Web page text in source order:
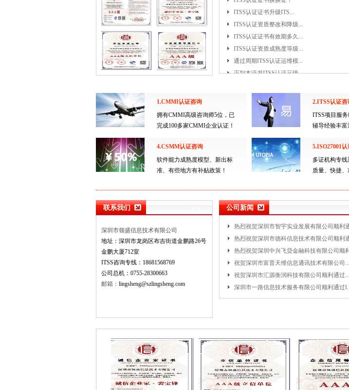
ITSS认证资质整改和降级...
ITSS认证证书有效期多久...
ITSS认证资质成熟度等级...
通过周期ITSS认证运维模...
正副本证书ITSS认证三级...
ITSS认证证书换换证！
ITSS认证证书升级ITS...
ITSS认证证书有效期多久...
1.CMMI认证咨询
拥有CMMI高级咨询师5位，已
完成100多家CMMI企业认证！
2.ITSS认证咨
ITSS项目服
辅导经验丰富
4.CSMM认证咨询
软件能力成熟度模型、新出标
准、有些地方有补贴政策！
5.ISO27001
多证机构专
质量、快捷、
联系我们
深圳市领盛信息技术有限公司
地址：深圳市龙岗区布吉街道金鹏路26号
金鹏大厦712室
ITSS咨询专线：18681568769
公司总机：0755-28300663
邮箱： lingsheng@szlingsheng.com
公司新闻
热烈祝贺深圳市智宇实业发展有限公司顺利
热烈祝贺深圳市德科信息技术有限公司顺利
热烈祝贺深圳中兴飞贷金融科技有限公司顺
祝贺深圳市富晋天维信息通讯技术有限公司...
祝贺深圳市汇源衡润科技有限公司顺利通过...
深圳市一路信息技术服务有限公司顺利通过